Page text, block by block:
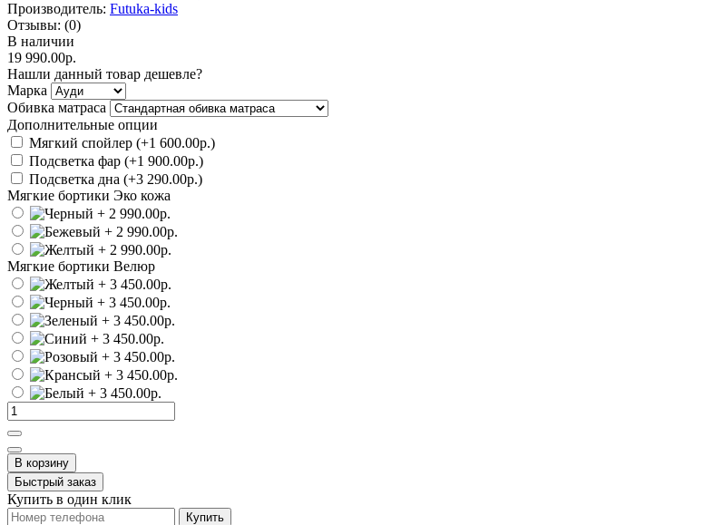
Производитель: Futuka-kids
Отзывы: (0)
В наличии
19 990.00р.
Нашли данный товар дешевле?
Марка
Обивка матраса
Дополнительные опции
Мягкий спойлер (+1 600.00р.)
Подсветка фар (+1 900.00р.)
Подсветка дна (+3 290.00р.)
Мягкие бортики Эко кожа
Мягкие бортики Велюр
В корзину
Быстрый заказ
Купить в один клик
Купить